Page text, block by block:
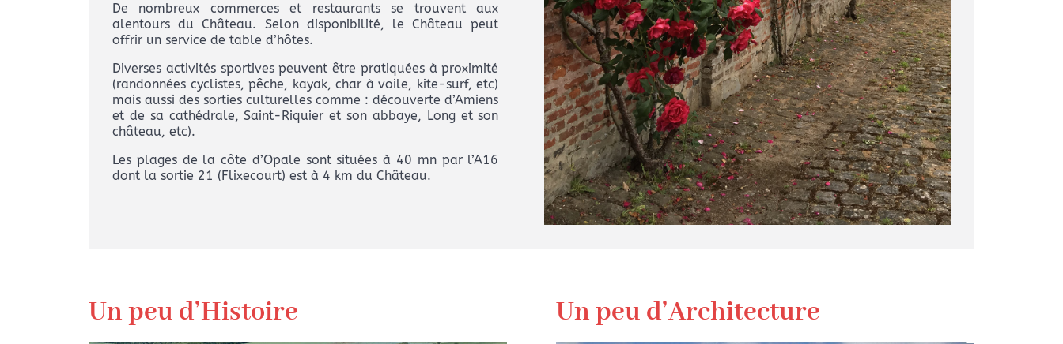
De nombreux commerces et restaurants se trouvent aux
alentours du Château. Selon disponibilité, le Château peut
offrir un service de table d’hôtes.
Diverses activités sportives peuvent être pratiquées à proximité
(randonnées cyclistes, pêche, kayak, char à voile, kite-surf, etc)
mais aussi des sorties culturelles comme : découverte d’Amiens
et de sa cathédrale, Saint-Riquier et son abbaye, Long et son
château, etc).
Les plages de la côte d’Opale sont situées à 40 mn par l’A16
dont la sortie 21 (Flixecourt) est à 4 km du Château.
Un peu d’Histoire Un peu d’Architecture